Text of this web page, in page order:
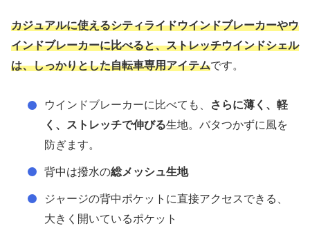
カジュアルに使えるシティライドウインドブレーカーやウ
インドブレーカーに比べると、ストレッチウインドシェル
は、しっかりとした自転車専用アイテムです。
ウインドブレーカーに比べても、
さらに薄く、軽
く、ストレッチで伸びる生地。バタつかずに風を
防ぎます。
背中は撥水の総メッシュ生地
ジャージの背中ポケットに直接アクセスできる、
大きく開いているポケット